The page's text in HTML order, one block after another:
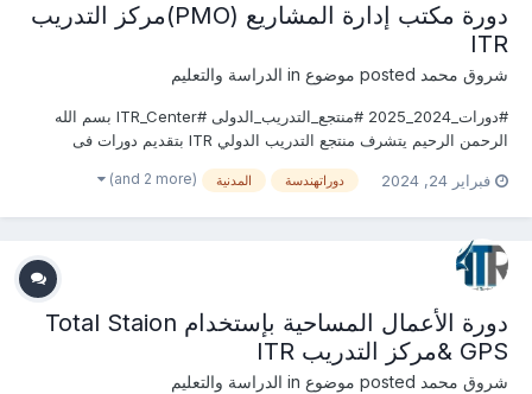
دورة مكتب إدارة المشاريع (PMO)مركز التدريب
ITR
شروق محمد الدراسة والتعليم
#دورات_2024_2025 #منتجع_التدريب_الدولى #ITR_Center بسم الله
الرحمن الرحيم يتشرف منتجع التدريب الدولي ITR بتقديم دورات فى
&2025 يمكنكم التسجيل او الاستفسارعلى الدورة الان .........................فبراير 24, 2024 دوراتهندسة المدنية (and 2 more)
دورة الأعمال المساحية بإستخدام Total Staion
& GPSمركز التدريب ITR
شروق محمد الدراسة والتعليم